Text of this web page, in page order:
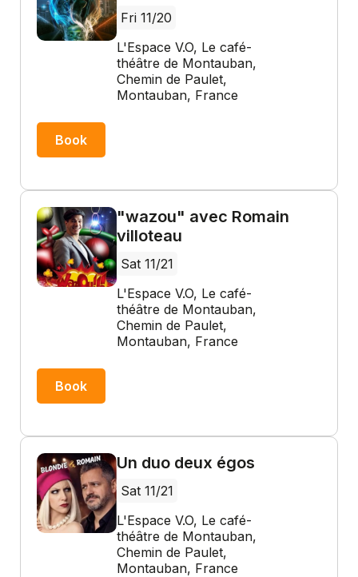
Fri 11/20
L'Espace V.O, Le café-
théâtre de Montauban,
Chemin de Paulet,
Montauban, France
Book
"wazou" avec Romain
villoteau
Sat 11/21
L'Espace V.O, Le café-
théâtre de Montauban,
Chemin de Paulet,
Montauban, France
Book
Un duo deux égos
Sat 11/21
L'Espace V.O, Le café-
théâtre de Montauban,
Chemin de Paulet,
Montauban, France